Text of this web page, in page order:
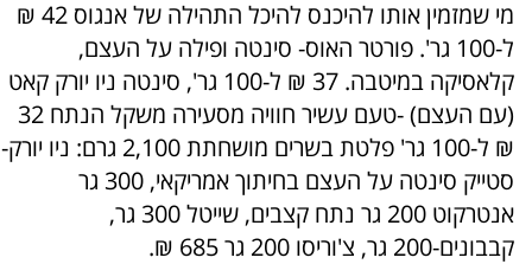
מי שמזמין אותו להיכנס להיכל התהילה של אנגוס 42 ₪
ל-100 גר'. פורטר האוס- סינטה ופילה על העצם,
קלאסיקה במיטבה. 37 ₪ ל-100 גר', סינטה ניו יורק קאט
(עם העצם) -טעם עשיר חוויה מסעירה משקל הנתח 32
₪ ל-100 גר' פלטת בשרים מושחתת 2,100 גרם: ניו יורק-
סטייק סינטה על העצם בחיתוך אמריקאי, 300 גר
אנטרקוט 200 גר נתח קצבים, שייטל 300 גר,
קבבונים-200 גר, צ'וריסו 200 גר 685 ₪.